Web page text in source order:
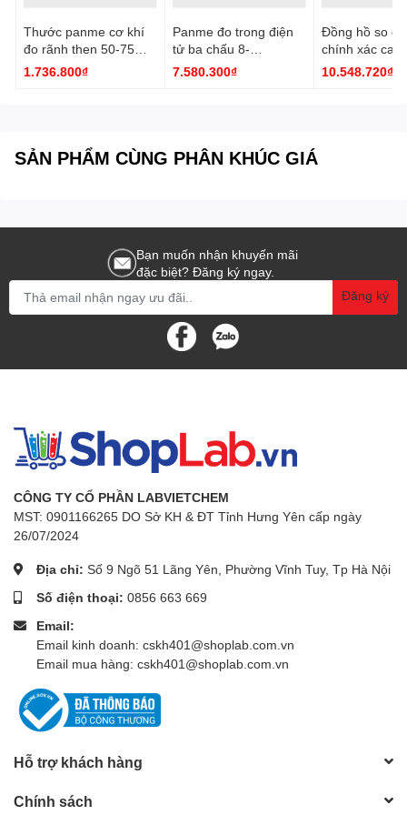
Thước panme cơ khí
đo rãnh then 50-75
mm 3233-75A Insize
1.736.800₫
Panme đo trong điện
tử ba chấu 8-
10mm/0.31-0.39''
7.580.300₫
Đồng hồ so
chính xác cao
0.001mm
10.548.720₫
SẢN PHẨM CÙNG PHÂN KHÚC GIÁ
Bạn muốn nhận khuyến mãi
đặc biệt? Đăng ký ngay.
Đăng ký
CÔNG TY CỔ PHẦN LABVIETCHEM
MST: 0901166265 DO Sở KH & ĐT Tỉnh Hưng Yên cấp ngày
26/07/2024
Địa chỉ: Số 9 Ngõ 51 Lãng Yên, Phường Vĩnh Tuy, Tp Hà Nội
Số điện thoại: 0856 663 669
Email:
Email kinh doanh: cskh401@shoplab.com.vn
Email mua hàng: cskh401@shoplab.com.vn
Hỗ trợ khách hàng
Chính sách